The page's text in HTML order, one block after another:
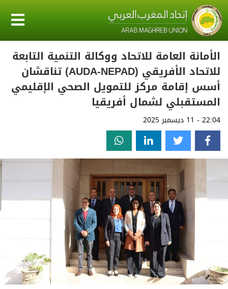
الأمانة العامة للاتحاد ووكالة التنمية التابعة
للاتحاد الأفريقي (AUDA-NEPAD) تناقشان
أسس إقامة مركز للتمويل الصحي الإقليمي
المستقبلي لشمال أفريقيا
22:04 - 11 ديسمبر 2025